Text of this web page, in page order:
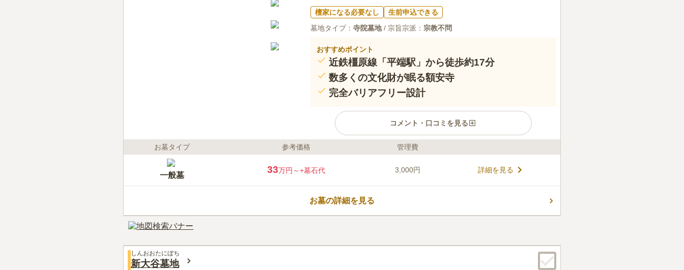
檀家になる必要なし
生前申込できる
墓地タイプ： 寺院墓地/ 宗旨宗派： 宗教不問
おすすめポイント
近鉄橿原線「平端駅」から徒歩約17分
数多くの文化財が眠る額安寺
完全バリアフリー設計
コメント・口コミを見る
ライフドット編集部のコメント
院墓地ですが宗教不問で利用できます。本堂には歴史的な仏像
や絵画などが多数眠っています。 霊園内には納骨堂と一般墓が
あります。一般墓の年間管理料は3,000円とリーズナブルです。
また、霊園から足を運べば「奈良健康ランド」があり、家族で
楽しめます。
お墓タイプ 参考価格 管理費
一般墓
33万円～+墓石代 3,000円 詳細を見る
お墓の詳細を見る
しんおおたにぼち
新大谷墓地